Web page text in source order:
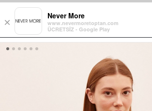
×
Never More
www.nevermoretoptan.com
ÜCRETSİZ - Google Play
für alle Bestellungen